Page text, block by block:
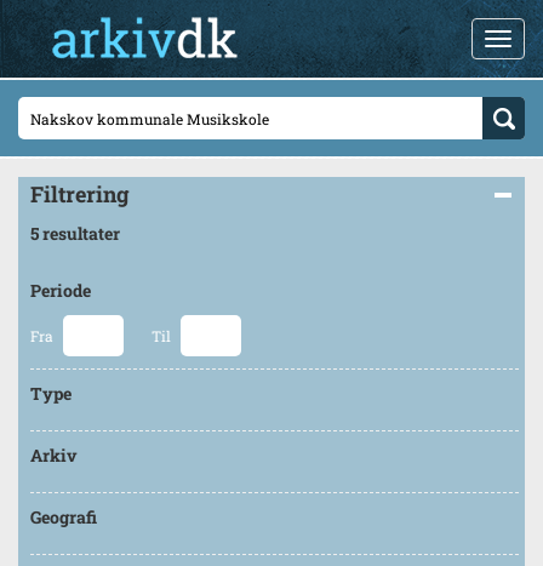
Filtrering
5 resultater
Periode
Fra Til
Type
Arkiv
Geografi